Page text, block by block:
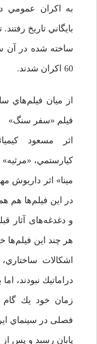
به اكران عمومي
بايگاني تاريخ رفتند. تعداد
60 اكران شدند.
فيلم «سفر سنگ»
اثر مسعود
كيارستمي، «مرثيه»
مينا» اثر داريوش
در این فيلم‌ها هم
و دغدغه‌های آثار
هر چند اين فيلم‌ها
اشكالات
دراماتيك نبودند،
زمان خود يك گام
فصلی در سينماي
پايان ‌رسید و پس